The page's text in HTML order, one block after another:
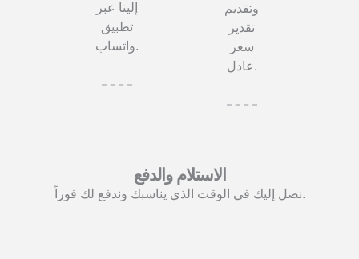
إلينا عبر
تطبيق
واتساب.
وتقديم
تقدير
سعر
عادل.
الاستلام والدفع
نصل إليك في الوقت الذي يناسبك وندفع لك فوراً.